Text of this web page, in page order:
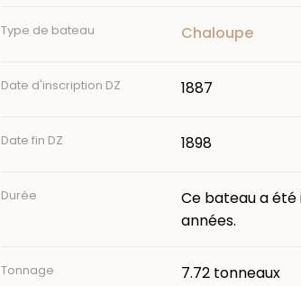
Type de bateau Chaloupe
Date d'inscription DZ 1887
Date fin DZ 1898
Durée
Ce bateau a été
années.
Tonnage 7.72 tonneaux